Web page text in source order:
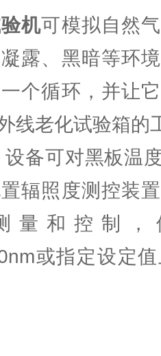
机可模拟自然
露、黑暗等环
个循环，并让
线老化试验箱的
备可对黑板温
辐照度测控装
量和控制，
或指定设定